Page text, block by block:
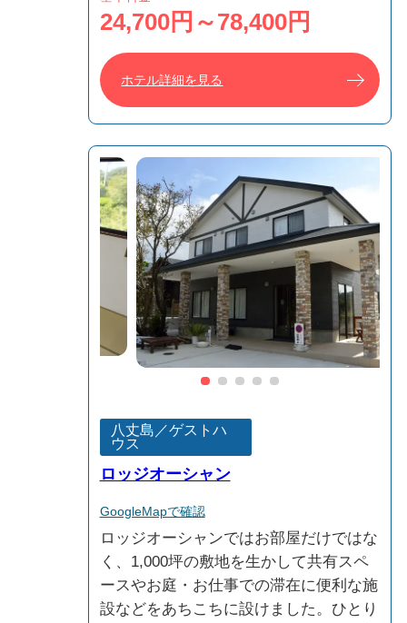
24,700円～78,400円
ホテル詳細を見る
八丈島／ゲストハ
ウス
ロッジオーシャン
GoogleMapで確認
ロッジオーシャンではお部屋だけではな
く、1,000坪の敷地を生かして共有スペ
ースやお庭・お仕事での滞在に便利な施
設などをあちこちに設けました。ひとり